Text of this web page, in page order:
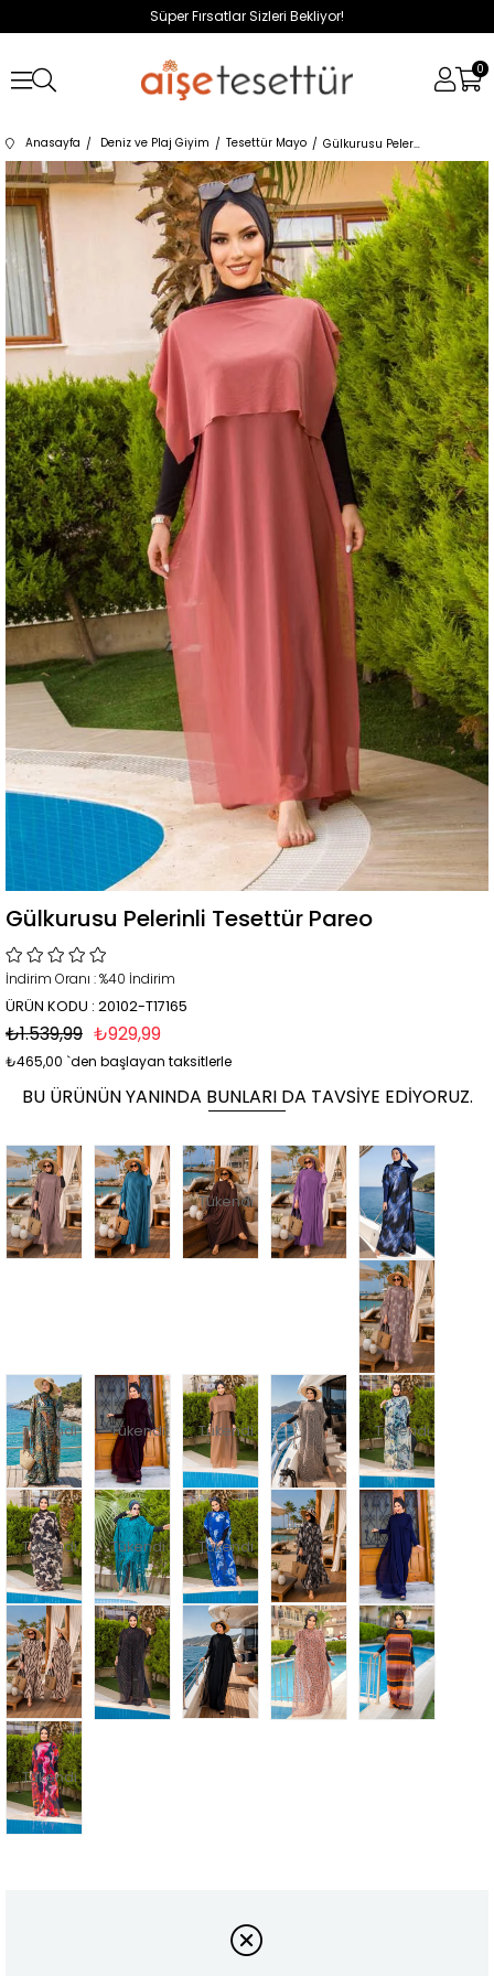
Süper Fırsatlar Sizleri Bekliyor!
0
Anasayfa Deniz ve Plaj Giyim Tesettür Mayo Gülkurusu Pelerinli Tesettür Pareo
Gülkurusu Pelerinli Tesettür Pareo
İndirim Oranı :%40 İndirim
ÜRÜN KODU : 20102-T17165
₺1.539,99 ₺929,99
₺465,00 `den başlayan taksitlerle
BU ÜRÜNÜN YANINDA BUNLARI DA TAVSIYE EDIYORUZ.
Tükendi
Tükendi Tükendi Tükendi Tükendi
Tükendi Tükendi Tükendi
Tükendi